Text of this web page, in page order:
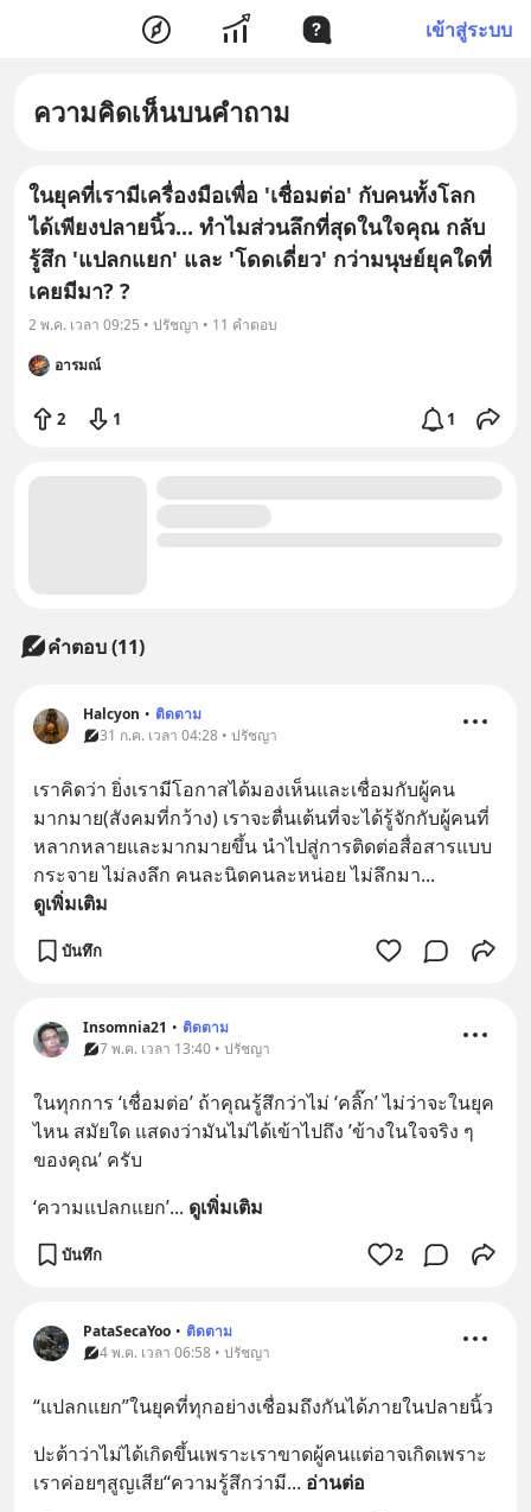
เข้าสู่ระบบ
ความคิดเห็นบนคำถาม
ในยุคที่เรามีเครื่องมือเพื่อ 'เชื่อมต่อ' กับคนทั้งโลก
ได้เพียงปลายนิ้ว... ทำไมส่วนลึกที่สุดในใจคุณ กลับ
รู้สึก 'แปลกแยก' และ 'โดดเดี่ยว' กว่ามนุษย์ยุคใดที่
เคยมีมา? ?
2 พ.ค. เวลา 09:25 • ปรัชญา • 11 คำตอบ
อารมณ์
2 1 1
คำตอบ (11)
Halcyon • ติดตาม
31 ก.ค. เวลา 04:28 • ปรัชญา
เราคิดว่า ยิ่งเรามีโอกาสได้มองเห็นและเชื่อมกับผู้คน
มากมาย(สังคมที่กว้าง) เราจะตื่นเต้นที่จะได้รู้จักกับผู้คนที่
หลากหลายและมากมายขึ้น นำไปสู่การติดต่อสื่อสารแบบ
กระจาย ไม่ลงลึก คนละนิดคนละหน่อย ไม่ลึกมา...
ดูเพิ่มเติม
บันทึก
Insomnia21 • ติดตาม
7 พ.ค. เวลา 13:40 • ปรัชญา
ในทุกการ ‘เชื่อมต่อ’ ถ้าคุณรู้สึกว่าไม่ ‘คลิ๊ก’ ไม่ว่าจะในยุค
ไหน สมัยใด แสดงว่ามันไม่ได้เข้าไปถึง ’ข้างในใจจริง ๆ
ของคุณ’ ครับ
‘ความแปลกแยก’... ดูเพิ่มเติม
บันทึก 2
PataSecaYoo • ติดตาม
4 พ.ค. เวลา 06:58 • ปรัชญา
“แปลกแยก”ในยุคที่ทุกอย่างเชื่อมถึงกันได้ภายในปลายนิ้ว
ปะต้าว่าไม่ได้เกิดขึ้นเพราะเราขาดผู้คนแต่อาจเกิดเพราะ
เราค่อยๆสูญเสีย“ความรู้สึกว่ามี... อ่านต่อ